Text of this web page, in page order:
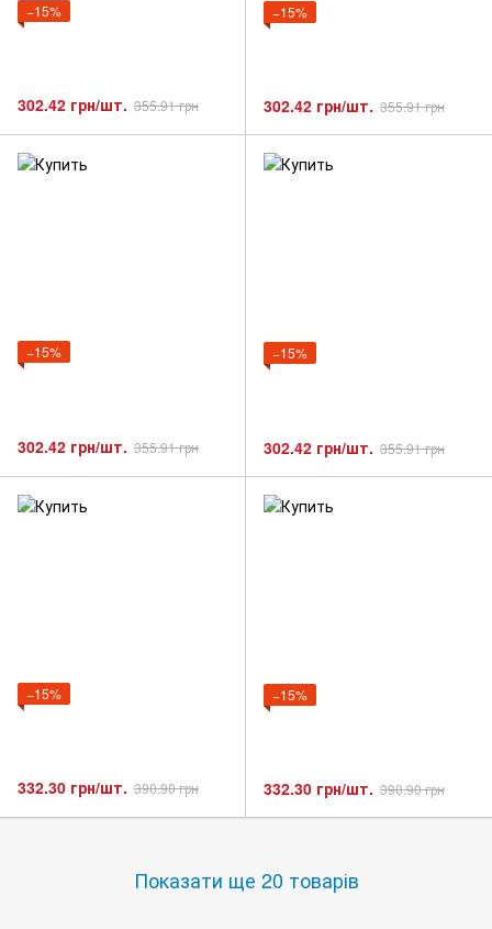
−15%
302.42 грн/шт. 355.91 грн
−15%
302.42 грн/шт. 355.91 грн
−15%
302.42 грн/шт. 355.91 грн
−15%
302.42 грн/шт. 355.91 грн
−15%
332.30 грн/шт. 390.90 грн
−15%
332.30 грн/шт. 390.90 грн
Показати ще 20 товарів